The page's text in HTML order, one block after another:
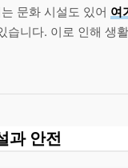
문화 시설도 있어 여
습니다. 이로 인해 생
과 안전